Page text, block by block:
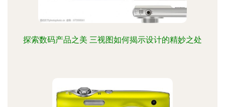
探索数码产品之美 三视图如何揭示设计的精妙之处